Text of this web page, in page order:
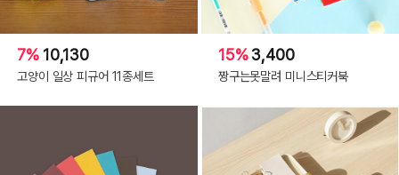
7% 10,130
고양이 일상 피규어 11종세트
15%3,400
짱구는못말려 미니스티커북